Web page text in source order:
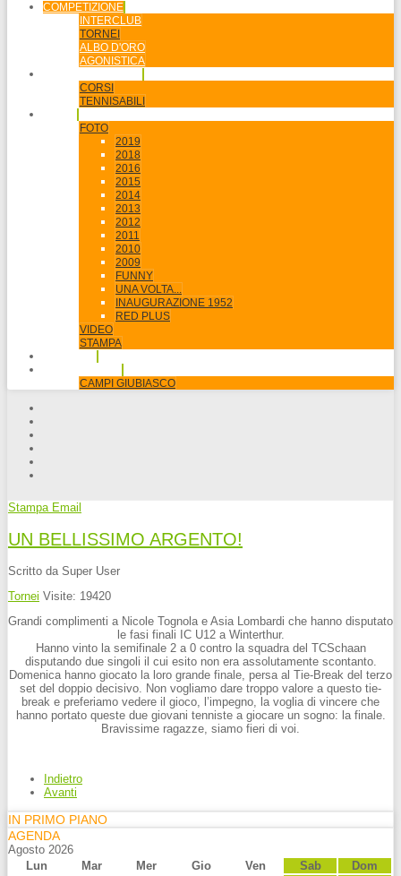
COMPETIZIONE
INTERCLUB
TORNEI
ALBO D'ORO
AGONISTICA
CORSI
TENNISABILI
FOTO
2019
2018
2016
2015
2014
2013
2012
2011
2010
2009
FUNNY
UNA VOLTA...
INAUGURAZIONE 1952
RED PLUS
VIDEO
STAMPA
CAMPI GIUBIASCO
Stampa Email
UN BELLISSIMO ARGENTO!
Scritto da Super User
Tornei Visite: 19420
Grandi complimenti a Nicole Tognola e Asia Lombardi che hanno disputato
le fasi finali IC U12 a Winterthur.
Hanno vinto la semifinale 2 a 0 contro la squadra del TCSchaan
disputando due singoli il cui esito non era assolutamente scontanto.
Domenica hanno giocato la loro grande finale, persa al Tie-Break del terzo
set del doppio decisivo. Non vogliamo dare troppo valore a questo tie-
break e preferiamo vedere il gioco, l’impegno, la voglia di vincere che
hanno portato queste due giovani tenniste a giocare un sogno: la finale.
Bravissime ragazze, siamo fieri di voi.
Indietro
Avanti
IN PRIMO PIANO
AGENDA
Agosto 2026
Lun
Mar Mer Gio Ven Sab Dom